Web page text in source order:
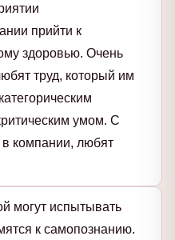
прийти к
здоровью. Очень
труд, который им
умом. С
компании, любят
могут испытывать
к самопознанию.